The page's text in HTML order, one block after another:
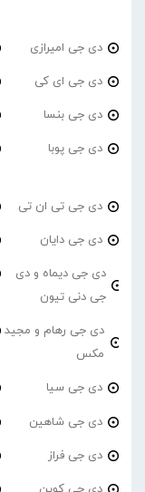
دی جی امیرازی
دی جی ای کی
دی جی بنسا
دی جی پوبا
دی جی تی ان تی
دی جی دایان
دی جی دیماه و دی
جی دنی تیون
دی جی رهام و مجید
مکس
دی جی سیا
دی جی شاهین
دی جی فراز